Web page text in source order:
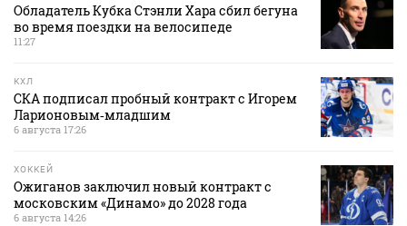
Обладатель Кубка Стэнли Хара сбил бегуна
во время поездки на велосипеде
11:27
КХЛ
СКА подписал пробный контракт с Игорем
Ларионовым‑младшим
6 августа 17:26
ХОККЕЙ
Ожиганов заключил новый контракт с
московским «Динамо» до 2028 года
6 августа 14:26